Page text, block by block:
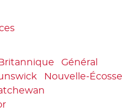
Général
Nouvelle-Écosse